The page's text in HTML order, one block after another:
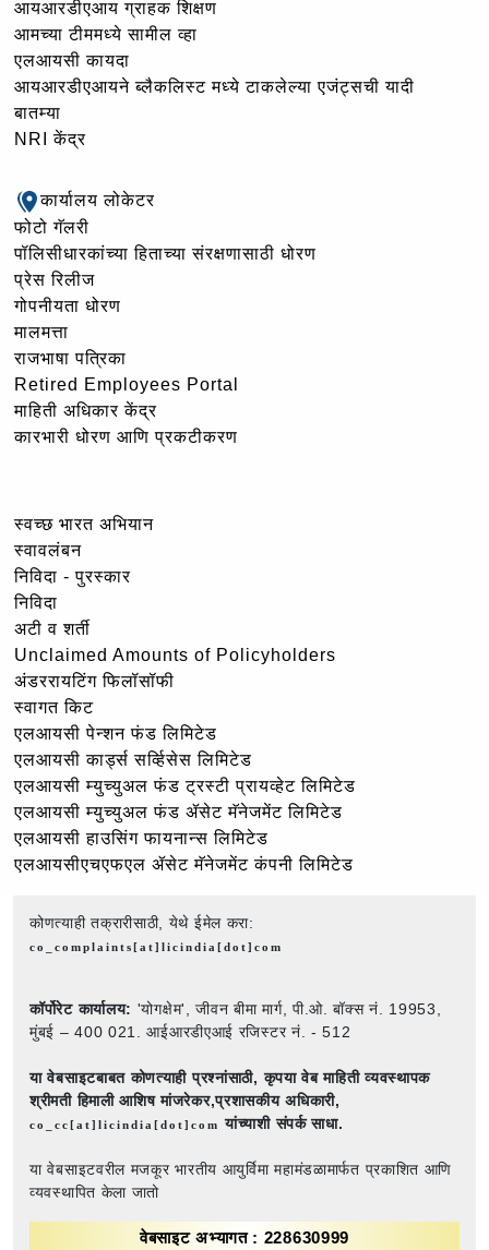
आयआरडीएआय ग्राहक शिक्षण
आमच्या टीममध्ये सामील व्हा
एलआयसी कायदा
आयआरडीएआयने ब्लैकलिस्ट मध्ये टाकलेल्या एजंट्सची यादी
बातम्या
NRI केंद्र
कार्यालय लोकेटर
फोटो गॅलरी
पॉलिसीधारकांच्या हिताच्या संरक्षणासाठी धोरण
प्रेस रिलीज
गोपनीयता धोरण
मालमत्ता
राजभाषा पत्रिका
Retired Employees Portal
माहिती अधिकार केंद्र
कारभारी धोरण आणि प्रकटीकरण
स्वच्छ भारत अभियान
स्वावलंबन
निविदा - पुरस्कार
निविदा
अटी व शर्ती
Unclaimed Amounts of Policyholders
अंडररायटिंग फिलॉसॉफी
स्वागत किट
एलआयसी पेन्शन फंड लिमिटेड
एलआयसी कार्ड्स सर्व्हिसेस लिमिटेड
एलआयसी म्युच्युअल फंड ट्रस्टी प्रायव्हेट लिमिटेड
एलआयसी म्युच्युअल फंड ॲसेट मॅनेजमेंट लिमिटेड
एलआयसी हाउसिंग फायनान्स लिमिटेड
एलआयसीएचएफएल ॲसेट मॅनेजमेंट कंपनी लिमिटेड
कोणत्याही तक्रारीसाठी, येथे ईमेल करा:
co_complaints[at]licindia[dot]com
कॉर्पोरेट कार्यालय: 'योगक्षेम', जीवन बीमा मार्ग, पी.ओ. बॉक्स नं. 19953,
मुंबई – 400 021. आईआरडीएआई रजिस्टर नं. - 512
या वेबसाइटबाबत कोणत्याही प्रश्नांसाठी, कृपया वेब माहिती व्यवस्थापक
श्रीमती हिमाली आशिष मांजरेकर,प्रशासकीय अधिकारी,
co_cc[at]licindia[dot]comयांच्याशी संपर्क साधा.
या वेबसाइटवरील मजकूर भारतीय आयुर्विमा महामंडळामार्फत प्रकाशित आणि
व्यवस्थापित केला जातो
वेबसाइट अभ्यागत : 228630999